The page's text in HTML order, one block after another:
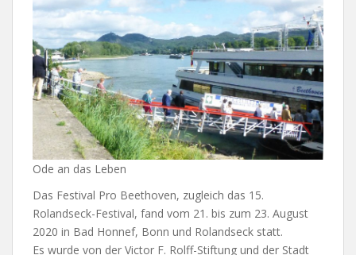
Ode an das Leben
Das Festival Pro Beethoven, zugleich das 15.
Rolandseck-Festival, fand vom 21. bis zum 23. August
2020 in Bad Honnef, Bonn und Rolandseck statt.
Es wurde von der Victor F. Rolff-Stiftung und der Stadt